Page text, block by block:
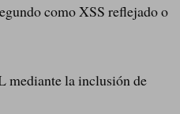
como XSS reflejado o
mediante la inclusión de